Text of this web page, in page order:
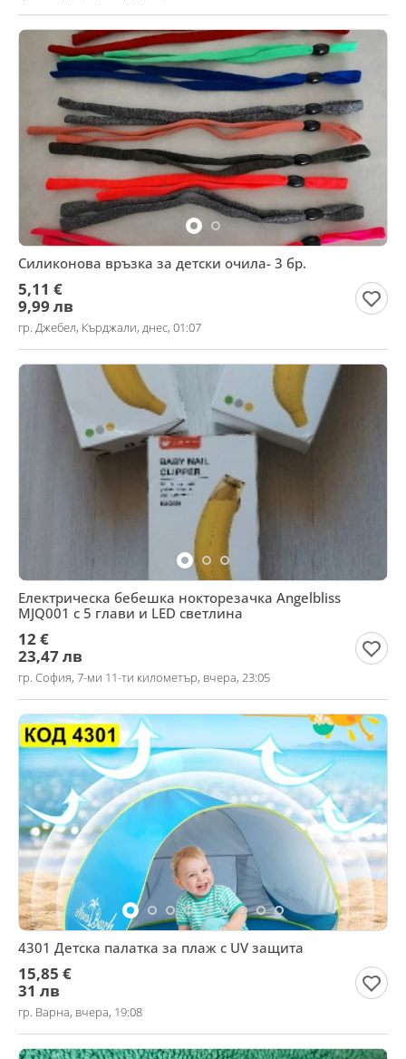
Силиконова връзка за детски очила- 3 бр.
5,11 €
9,99 лв
гр. Джебел, Кърджали, днес, 01:07
Електрическа бебешка нокторезачка Angelbliss
MJQ001 с 5 глави и LED светлина
12 €
23,47 лв
гр. София, 7-ми 11-ти километър, вчера, 23:05
4301 Детска палатка за плаж с UV защита
15,85 €
31 лв
гр. Варна, вчера, 19:08